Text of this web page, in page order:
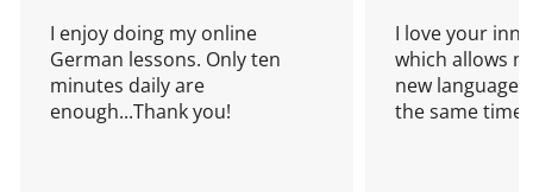
I enjoy doing my online
German lessons. Only ten
minutes daily are
enough...Thank you!
I love your
which allows
new language
the same time!